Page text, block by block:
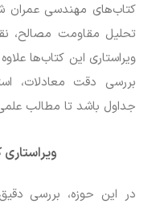
کتاب‌های مهندسی عمران
تحلیل مقاومت مصالح،
ویراستاری این کتاب‌ها
بررسی دقت معادلات،
جداول باشد تا مطالب
در این حوزه، بررسی